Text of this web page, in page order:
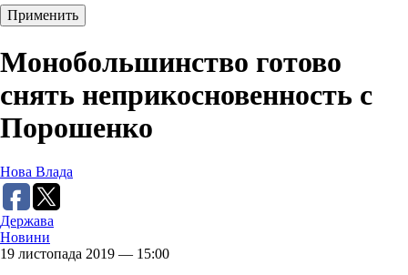
Монобольшинство готово
снять неприкосновенность с
Порошенко
Нова Влада
Держава
Новини
19 листопада 2019 — 15:00